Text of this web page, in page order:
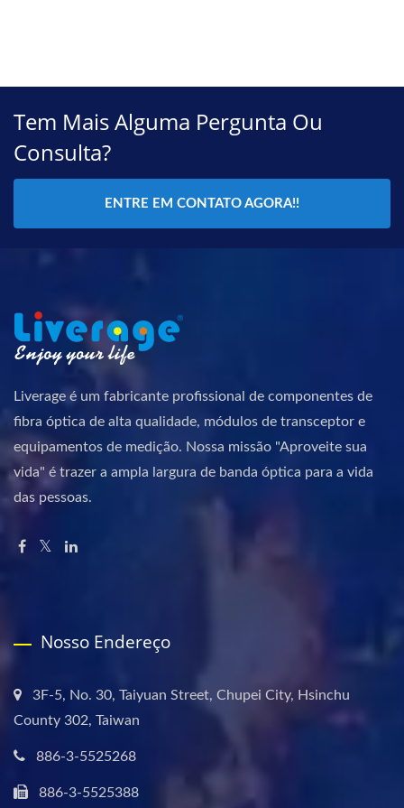
Tem Mais Alguma Pergunta Ou
Consulta?
ENTRE EM CONTATO AGORA!!
Liverage é um fabricante profissional de componentes de
fibra óptica de alta qualidade, módulos de transceptor e
equipamentos de medição. Nossa missão "Aproveite sua
vida" é trazer a ampla largura de banda óptica para a vida
das pessoas.
Nosso Endereço
3F-5, No. 30, Taiyuan Street, Chupei City, Hsinchu
County 302, Taiwan
886-3-5525268
886-3-5525388